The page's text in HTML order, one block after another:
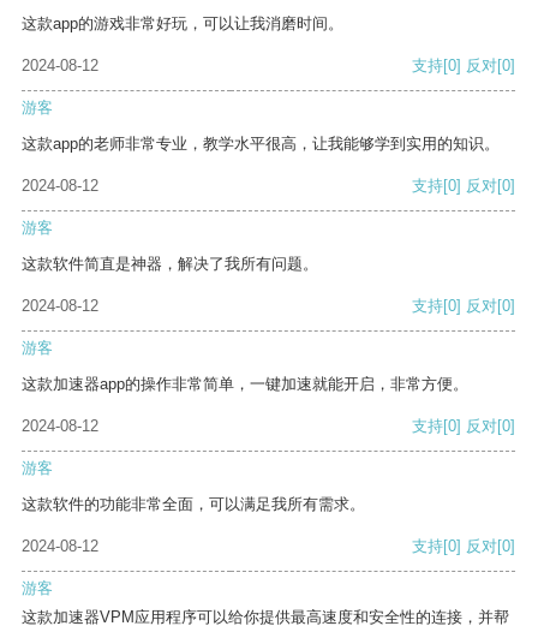
这款app的游戏非常好玩，可以让我消磨时间。
2024-08-12 支持[0] 反对[0]
游客
这款app的老师非常专业，教学水平很高，让我能够学到实用的知识。
2024-08-12 支持[0] 反对[0]
游客
这款软件简直是神器，解决了我所有问题。
2024-08-12 支持[0] 反对[0]
游客
这款加速器app的操作非常简单，一键加速就能开启，非常方便。
2024-08-12 支持[0] 反对[0]
游客
这款软件的功能非常全面，可以满足我所有需求。
2024-08-12 支持[0] 反对[0]
游客
这款加速器VPM应用程序可以给你提供最高速度和安全性的连接，并帮